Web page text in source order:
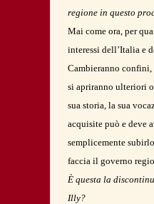
regione in questo
Mai come ora, per
interessi dell’Italia e
Cambieranno confini,
si apriranno ulteriori
sua storia, la sua
acquisite può e deve
semplicemente
faccia il governo
È questa la
Illy?